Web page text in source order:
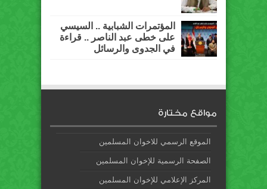
المؤتمرات الشبابية .. السيسي
على خطى عبد الناصر .. قراءة
في الجدوى والرسائل
مواقع مختارة
الموقع الرسمي للاخوان المسلمين
الصفحة الرسمية للإخوان المسلمين
المركز الإعلامي للإخوان المسلمين